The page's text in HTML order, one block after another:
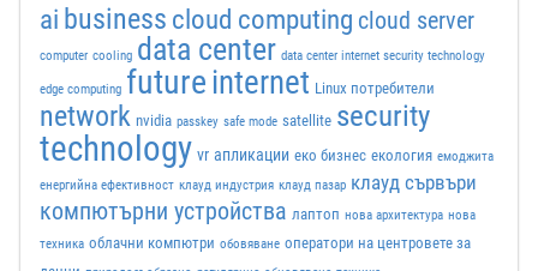
ai business cloud computing cloud server
computer cooling data center data center internet security technology
edge computing futureinternet Linux потребители
network nvidia passkey safe mode satellite security
technology vr апликации еко бизнес екология емоджита
енергийна ефективност клауд индустрия клауд пазар клауд сървъри
компютърни устройства лаптоп нова архитектура нова
техника облачни компютри обовяване оператори на центровете за